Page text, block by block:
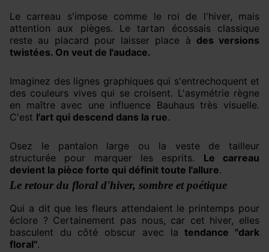
Le carreau s'impose comme le roi de l'hiver, mais
attention aux pièges. Le tartan écossais classique
reste au placard pour laisser place à des versions
twistées. On veut de l'audace.
Imaginez des lignes graphiques qui s'entrechoquent et
des couleurs vives qui se croisent. L'asymétrie règne
en maître avec une influence Bauhaus très visuelle.
C'est l'art qui descend dans la rue.
Osez le pantalon large ou la veste de tailleur
structurée pour marquer les esprits. Le carreau
devient la pièce forte qui définit toute l'allure.
Le retour du floral d'hiver, sombre et poétique
Qui a dit que les fleurs attendaient le printemps pour
éclore ? Certainement pas nous, car cet hiver, elles
basculent du côté obscur avec latendance "dark
floral".